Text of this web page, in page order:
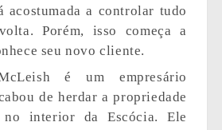
acostumada a controlar tudo
Porém, isso começa a
seu novo cliente.
é um empresário
de herdar a propriedade
no interior da Escócia. Ele